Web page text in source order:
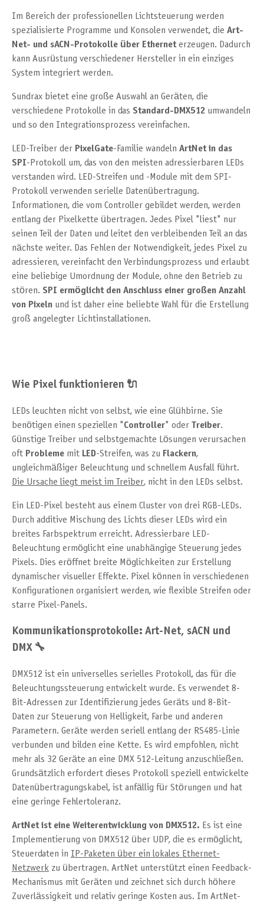
Im Bereich der professionellen Lichtsteuerung werden
spezialisierte Programme und Konsolen verwendet, die Art-
Net- und sACN-Protokolle über Etherneterzeugen. Dadurch
kann Ausrüstung verschiedener Hersteller in ein einziges
System integriert werden.
Sundrax bietet eine große Auswahl an Geräten, die
verschiedene Protokolle in das Standard-DMX512 umwandeln
und so den Integrationsprozess vereinfachen.
LED-Treiber der PixelGate-Familie wandeln ArtNet in das
SPI-Protokoll um, das von den meisten adressierbaren LEDs
verstanden wird. LED-Streifen und -Module mit dem SPI-
Protokoll verwenden serielle Datenübertragung.
Informationen, die vom Controller gebildet werden, werden
entlang der Pixelkette übertragen. Jedes Pixel "liest" nur
seinen Teil der Daten und leitet den verbleibenden Teil an das
nächste weiter. Das Fehlen der Notwendigkeit, jedes Pixel zu
adressieren, vereinfacht den Verbindungsprozess und erlaubt
eine beliebige Umordnung der Module, ohne den Betrieb zu
stören. SPI ermöglicht den Anschluss einer großen Anzahl
von Pixeln und ist daher eine beliebte Wahl für die Erstellung
groß angelegter Lichtinstallationen.
Wie Pixel funktionieren 🔌
LEDs leuchten nicht von selbst, wie eine Glühbirne. Sie
benötigen einen speziellen " Controller" oder Treiber.
Günstige Treiber und selbstgemachte Lösungen verursachen
oft Probleme mit LED-Streifen, was zu Flackern,
ungleichmäßiger Beleuchtung und schnellem Ausfall führt.
Die Ursache liegt meist im Treiber, nicht in den LEDs selbst.
Ein LED-Pixel besteht aus einem Cluster von drei RGB-LEDs.
Durch additive Mischung des Lichts dieser LEDs wird ein
breites Farbspektrum erreicht. Adressierbare LED-
Beleuchtung ermöglicht eine unabhängige Steuerung jedes
Pixels. Dies eröffnet breite Möglichkeiten zur Erstellung
dynamischer visueller Effekte. Pixel können in verschiedenen
Konfigurationen organisiert werden, wie flexible Streifen oder
starre Pixel-Panels.
Kommunikationsprotokolle: Art-Net, sACN und
DMX 🔧
DMX512 ist ein universelles serielles Protokoll, das für die
Beleuchtungssteuerung entwickelt wurde. Es verwendet 8-
Bit-Adressen zur Identifizierung jedes Geräts und 8-Bit-
Daten zur Steuerung von Helligkeit, Farbe und anderen
Parametern. Geräte werden seriell entlang der RS485-Linie
verbunden und bilden eine Kette. Es wird empfohlen, nicht
mehr als 32 Geräte an eine DMX 512-Leitung anzuschließen.
Grundsätzlich erfordert dieses Protokoll speziell entwickelte
Datenübertragungskabel, ist anfällig für Störungen und hat
eine geringe Fehlertoleranz.
ArtNet ist eine Weiterentwicklung von DMX512. Es ist eine
Implementierung von DMX512 über UDP, die es ermöglicht,
Steuerdaten in
IP-Paketen über ein lokales Ethernet-
Netzwerk zu übertragen. ArtNet unterstützt einen Feedback-
Mechanismus mit Geräten und zeichnet sich durch höhere
Zuverlässigkeit und relativ geringe Kosten aus. Im ArtNet-